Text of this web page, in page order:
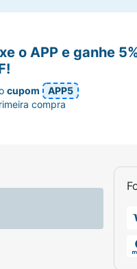
de tratamento e
vive o gato, ou
para obter-
alérgica a
O tratamento mensal
ser iniciado um mês
mês após a última
de cada mês.
o APP e ganhe
cupom
APP5
compra